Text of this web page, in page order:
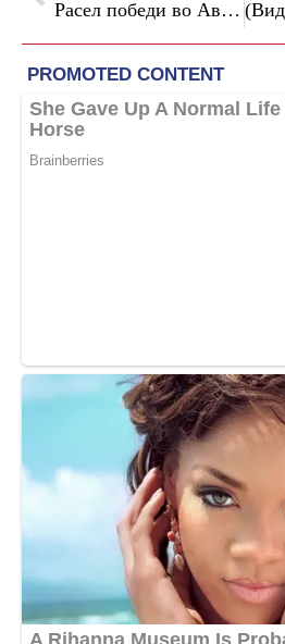
Расел победи во Австрија, Ферстепен е возач на денот